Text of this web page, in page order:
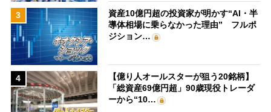
3
資産10億円超の投資家が明かす“AI・半
導体相場に乗らなかった理由” フルポ
ジション…
4
【億り人オールスターが狙う20銘柄】
「総資産69億円超」90歳現役トレーダ
ーから“10…